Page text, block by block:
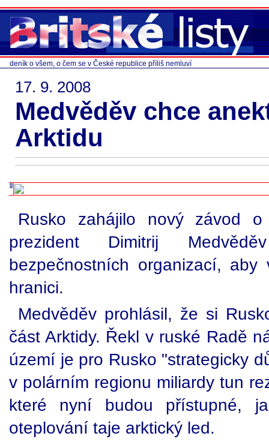
deník o všem, o čem se v České republice příliš nemluví
17. 9. 2008
Medvěděv chce
Arktidu
Rusko zahájilo nový závod
prezident Dimitrij
bezpečnostních organizací,
hranici.
Medvěděv prohlásil, že si
část Arktidy. Řekl v ruské Radě
území je pro Rusko "strategicky
v polárním regionu miliardy tun
které nyní budou přístupné,
oteplování taje arktický led.